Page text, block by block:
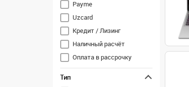
Payme
Uzcard
Кредит / Лизинг
Наличный расчёт
Оплата в рассрочку
Перечисление
Тип